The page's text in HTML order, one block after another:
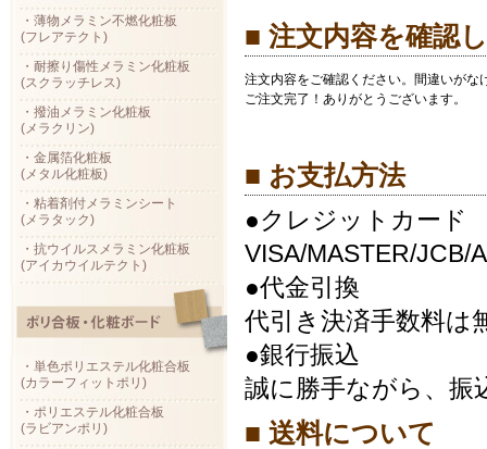
・薄物メラミン不燃化粧板
(フレアテクト)
・耐擦り傷性メラミン化粧板
(スクラッチレス)
・撥油メラミン化粧板
(メラクリン)
・金属箔化粧板
(メタル化粧板)
・粘着剤付メラミンシート
(メラタック)
・抗ウイルスメラミン化粧板
(アイカウイルテクト)
・単色ポリエステル化粧合板
(カラーフィットポリ)
・ポリエステル化粧合板
(ラビアンポリ)
■ 注文内容を確認
注文内容をご確認ください。間違いが
ご注文完了！ありがとうございます。
■ お支払方法
●クレジットカード
VISA/MASTER/JCB/
●代金引換
代引き決済手数料は
●銀行振込
誠に勝手ながら、振
■ 送料について